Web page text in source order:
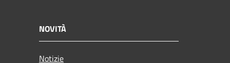
NOVITÀ
Notizie